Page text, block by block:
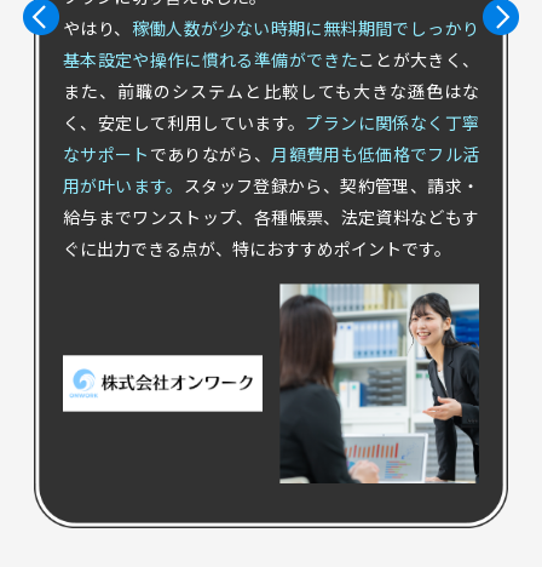
やはり、 稼働人数が少ない時期に無料期間でしっかり
基本設定や操作に慣れる準備ができたことが大きく、
また、前職のシステムと比較しても大きな遜色はな
く、安定して利用しています。 プランに関係なく丁寧
なサポート でありながら、 月額費用も低価格でフル活
用が叶います。 スタッフ登録から、契約管理、請求・
給与までワンストップ、各種帳票、法定資料などもす
ぐに出力できる点が、特におすすめポイントです。